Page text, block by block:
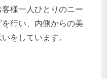
様一人ひとりのニー
行い、内側からの美
をしています。